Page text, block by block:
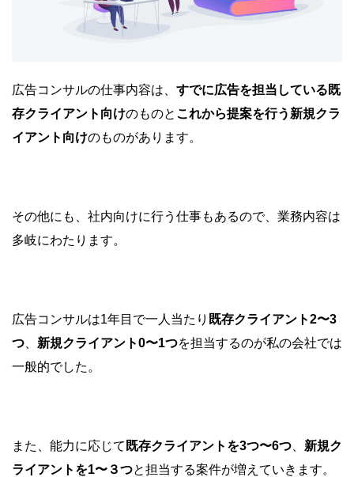
広告コンサルの仕事内容は、 すでに広告を担当している既
存クライアント向けのものと これから提案を行う新規クラ
イアント向けのものがあります。
その他にも、社内向けに行う仕事もあるので、業務内容は
多岐にわたります。
広告コンサルは1年目で一人当たり 既存クライアント2〜3
つ
新規クライアント0〜1つを担当するのが私の会社では
一般的でした。
また、能力に応じて 既存クライアントを3つ〜6つ
新規ク
ライアントを1〜３つと担当する案件が増えていきます。